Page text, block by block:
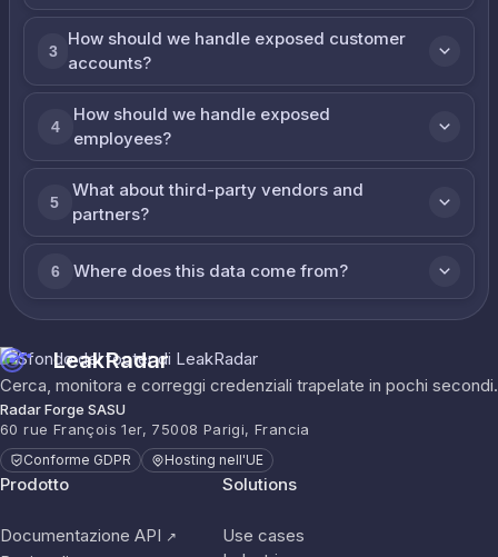
3
How should we handle exposed customer
accounts?
4
How should we handle exposed
employees?
5
What about third-party vendors and
partners?
6 Where does this data come from?
LeakRadar
Cerca, monitora e correggi credenziali trapelate in pochi secondi.
Radar Forge SASU
60 rue François 1er, 75008 Parigi, Francia
Conforme GDPR Hosting nell'UE
Prodotto
Documentazione API ↗
Solutions
Use cases